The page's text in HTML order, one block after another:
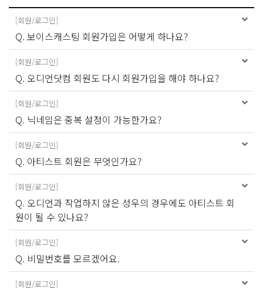
[회원/로그인]
Q. 보이스캐스팅 회원가입은 어떻게 하나요?
[회원/로그인]
Q. 오디언닷컴 회원도 다시 회원가입을 해야 하나요?
[회원/로그인]
Q. 닉네임은 중복 설정이 가능한가요?
[회원/로그인]
Q. 아티스트 회원은 무엇인가요?
[회원/로그인]
Q. 오디언과 작업하지 않은 성우의 경우에도 아티스트 회
원이 될 수 있나요?
[회원/로그인]
Q. 비밀번호를 모르겠어요.
[회원/로그인]